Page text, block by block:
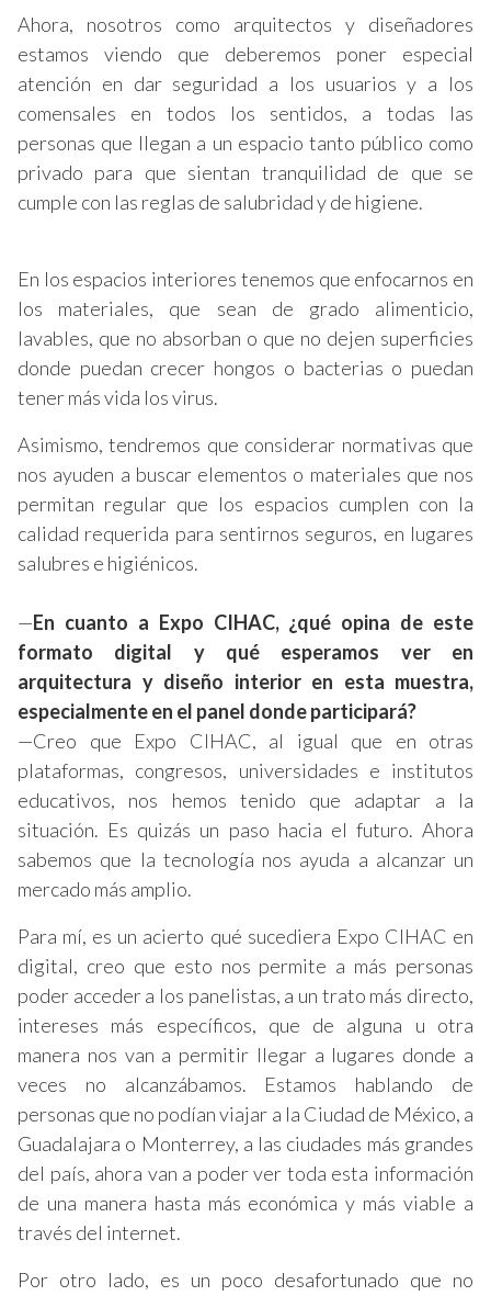
Ahora, nosotros como arquitectos y diseñadores
estamos viendo que deberemos poner especial
atención en dar seguridad a los usuarios y a los
comensales en todos los sentidos, a todas las
personas que llegan a un espacio tanto público como
privado para que sientan tranquilidad de que se
cumple con las reglas de salubridad y de higiene.
En los espacios interiores tenemos que enfocarnos en
los materiales, que sean de grado alimenticio,
lavables, que no absorban o que no dejen superficies
donde puedan crecer hongos o bacterias o puedan
tener más vida los virus.
Asimismo, tendremos que considerar normativas que
nos ayuden a buscar elementos o materiales que nos
permitan regular que los espacios cumplen con la
calidad requerida para sentirnos seguros, en lugares
salubres e higiénicos.
—En cuanto a Expo CIHAC, ¿qué opina de este
formato digital y qué esperamos ver en
arquitectura y diseño interior en esta muestra,
especialmente en el panel donde participará?
—Creo que Expo CIHAC, al igual que en otras
plataformas, congresos, universidades e institutos
educativos, nos hemos tenido que adaptar a la
situación. Es quizás un paso hacia el futuro. Ahora
sabemos que la tecnología nos ayuda a alcanzar un
mercado más amplio.
Para mí, es un acierto qué sucediera Expo CIHAC en
digital, creo que esto nos permite a más personas
poder acceder a los panelistas, a un trato más directo,
intereses más específicos, que de alguna u otra
manera nos van a permitir llegar a lugares donde a
veces no alcanzábamos. Estamos hablando de
personas que no podían viajar a la Ciudad de México, a
Guadalajara o Monterrey, a las ciudades más grandes
del país, ahora van a poder ver toda esta información
de una manera hasta más económica y más viable a
través del internet.
Por otro lado, es un poco desafortunado que no